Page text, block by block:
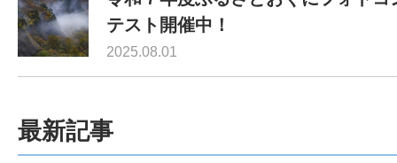
テスト開催中！
2025.08.01
最新記事